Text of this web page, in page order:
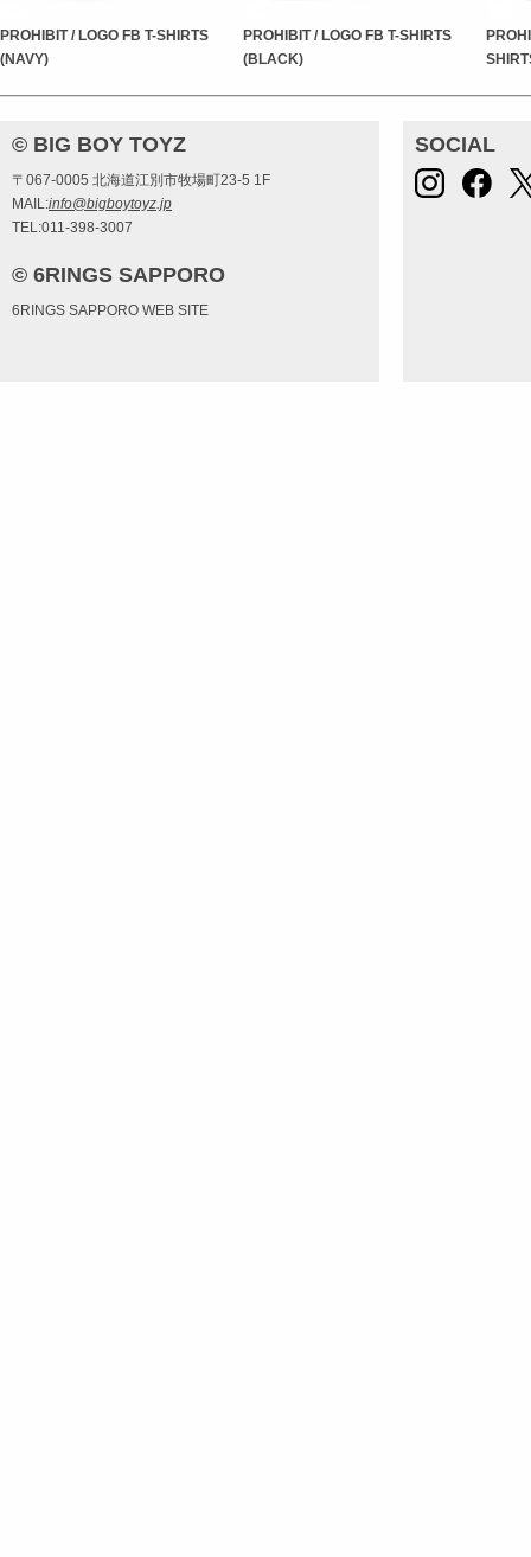
PROHIBIT / LOGO FB T-SHIRTS
(NAVY)
PROHIBIT / LOGO FB T-SHIRTS
(BLACK)
© BIG BOY TOYZ
〒067-0005 北海道江別市牧場町23-5 1F
MAIL:info@bigboytoyz.jp
TEL:011-398-3007
© 6RINGS SAPPORO
6RINGS SAPPORO WEB SITE
SOCIAL